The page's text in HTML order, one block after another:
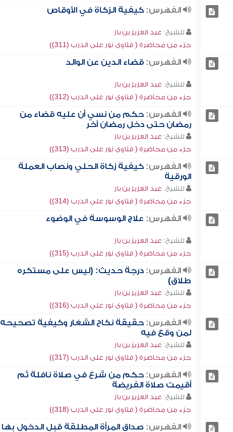
الفهرس: كيفية الزكاة في الأوقاص
للشيخ: عبد العزيز بن باز
جزء من محاضرة ( فتاوى نور على الدرب (311))
الفهرس: قضاء الدين عن الوالد
للشيخ: عبد العزيز بن باز
جزء من محاضرة ( فتاوى نور على الدرب (312))
الفهرس: حكم من نسي أن عليه قضاء من
رمضان حتى دخل رمضان آخر
للشيخ: عبد العزيز بن باز
جزء من محاضرة ( فتاوى نور على الدرب (313))
الفهرس: كيفية زكاة الحلي ونصاب العملة
الورقية
للشيخ: عبد العزيز بن باز
جزء من محاضرة ( فتاوى نور على الدرب (314))
الفهرس: علاج الوسوسة في الوضوء
للشيخ: عبد العزيز بن باز
جزء من محاضرة ( فتاوى نور على الدرب (315))
الفهرس: درجة حديث: (ليس على مستكره
طلاق)
للشيخ: عبد العزيز بن باز
جزء من محاضرة ( فتاوى نور على الدرب (316))
الفهرس: حقيقة نكاح الشغار وكيفية تصحيحه
لمن وقع فيه
للشيخ: عبد العزيز بن باز
جزء من محاضرة ( فتاوى نور على الدرب (317))
الفهرس: حكم من شرع في صلاة نافلة ثم
أقيمت صلاة الفريضة
للشيخ: عبد العزيز بن باز
جزء من محاضرة ( فتاوى نور على الدرب (318))
الفهرس: صداق المرأة المطلقة قبل الدخول بها